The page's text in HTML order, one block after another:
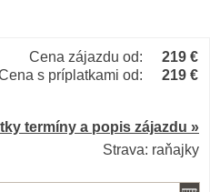
Cena zájazdu od:
219 €
s príplatkami od:
219 €
termíny a popis zájazdu »
Strava: raňajky